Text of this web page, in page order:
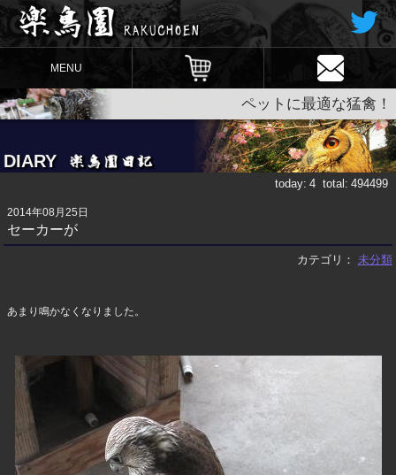
MENU
ペットに最適な猛禽！
DIARY
today: 4 total: 494499
2014年08月25日
セーカーが
カテゴリ： 未分類
あまり鳴かなくなりました。